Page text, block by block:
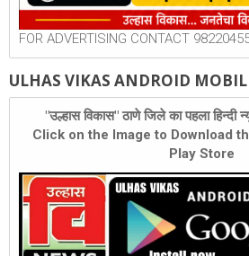
FOR ADVERTISING CONTACT
ULHAS VIKAS ANDROID
"उल्हास विकास" ठाणे जिले का पहला हिन्दी
Click on the Image to Download
Play Store